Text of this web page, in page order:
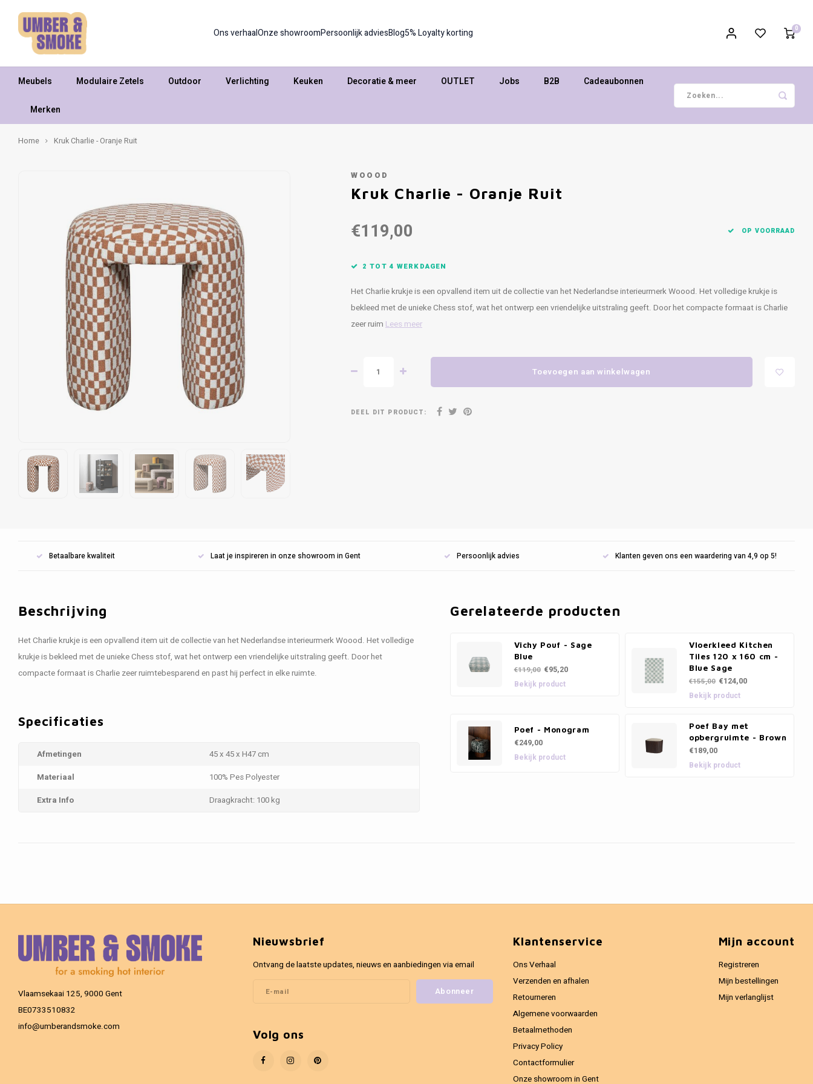
Ons verhaalOnze showroomPersoonlijk adviesBlog5% Loyalty korting 0
Meubels Modulaire Zetels Outdoor Verlichting Keuken Decoratie & meer OUTLET Jobs B2B Cadeaubonnen
Merken
Home Kruk Charlie - Oranje Ruit
WOOOD
Kruk Charlie - Oranje Ruit
€119,00 OP VOORRAAD
2 TOT 4 WERKDAGEN
Het Charlie krukje is een opvallend item uit de collectie van het Nederlandse interieurmerk Woood. Het volledige krukje is
bekleed met de unieke Chess stof, wat het ontwerp een vriendelijke uitstraling geeft. Door het compacte formaat is Charlie
zeer ruim Lees meer
Toevoegen aan winkelwagen
DEEL DIT PRODUCT:
Betaalbare kwaliteit Laat je inspireren in onze showroom in Gent Persoonlijk advies Klanten geven ons een waardering van 4,9 op 5!
Beschrijving
Het Charlie krukje is een opvallend item uit de collectie van het Nederlandse interieurmerk Woood. Het volledige
krukje is bekleed met de unieke Chess stof, wat het ontwerp een vriendelijke uitstraling geeft. Door het
compacte formaat is Charlie zeer ruimtebesparend en past hij perfect in elke ruimte.
Specificaties
Afmetingen
45 x 45 x H47 cm
Materiaal
100% Pes Polyester
Extra Info
Draagkracht: 100 kg
Gerelateerde producten
Vichy Pouf - Sage
Blue
€119,00 €95,20
Bekijk product
Vloerkleed Kitchen
Tiles 120 x 160 cm -
Blue Sage
€155,00 €124,00
Bekijk product
Poef - Monogram
€249,00
Bekijk product
Poef Bay met
opbergruimte - Brown
€189,00
Bekijk product
Vlaamsekaai 125, 9000 Gent
BE0733510832
info@umberandsmoke.com
Nieuwsbrief
Ontvang de laatste updates, nieuws en aanbiedingen via email
Abonneer
Volg ons
Klantenservice
Ons Verhaal
Verzenden en afhalen
Retourneren
Algemene voorwaarden
Betaalmethoden
Privacy Policy
Contactformulier
Onze showroom in Gent
Mijn account
Registreren
Mijn bestellingen
Mijn verlanglijst